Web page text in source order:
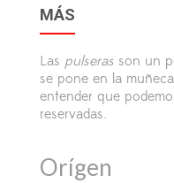
MÁS
Las pulseras son un
se pone en la
entender que
reservadas.
Orígen